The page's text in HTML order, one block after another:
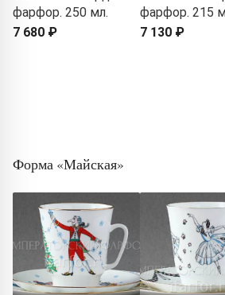
фарфор. 250 мл.
7 680 ₽
фарфор. 215
7 130 ₽
Форма «Майская»